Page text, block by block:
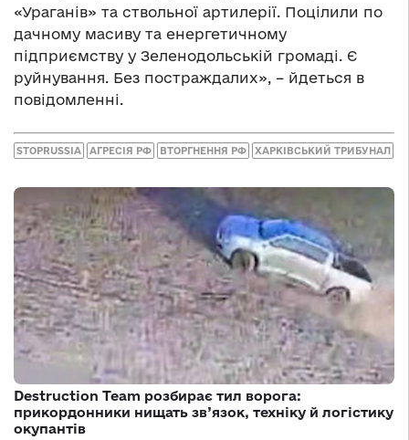
«Ураганів» та ствольної артилерії. Поцілили по
дачному масиву та енергетичному
підприємству у Зеленодольській громаді. Є
руйнування. Без постраждалих», – йдеться в
повідомленні.
STOPRUSSIA АГРЕСІЯ РФ ВТОРГНЕННЯ РФ ХАРКІВСЬКИЙ ТРИБУНАЛ
Destruction Team розбирає тил ворога:
прикордонники нищать зв’язок, техніку й логістику
окупантів